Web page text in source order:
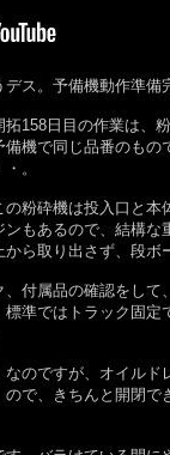
ス。予備機動作準備
拓158日目の作業は、
機で同じ品番のも
。
粉砕機は投入口と本
もあるので、結構
ら取り出さず、段ボ
付属品の確認をして
準ではトラック固
のですが、オイル
で、きちんと開閉